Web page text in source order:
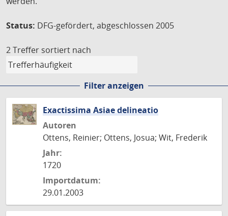
Status: DFG-gefördert, abgeschlossen 2005
2 Treffer sortiert nach
Filter anzeigen
Exactissima Asiae delineatio
Autoren
Ottens, Reinier; Ottens, Josua; Wit, Frederik
Jahr:
1720
Importdatum:
29.01.2003